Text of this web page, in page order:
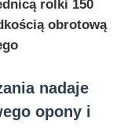
rolki 150
obrotową
nadaje
opony i